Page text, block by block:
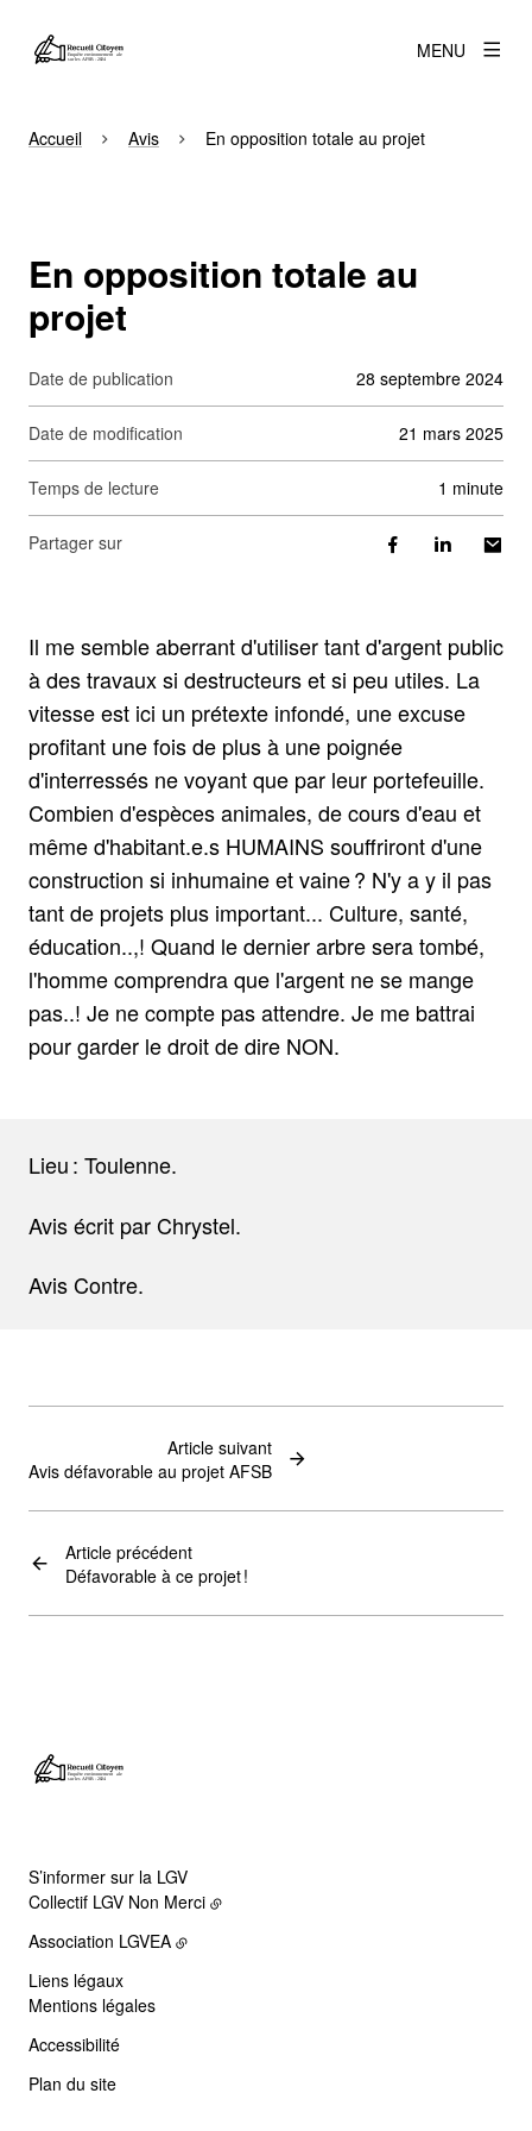
MENU
Accueil Avis En opposition totale au projet
En opposition totale au
projet
Date de publication 28 septembre 2024
Date de modification 21 mars 2025
Temps de lecture 1 minute
Partager sur
Il me semble aberrant d'utiliser tant d'argent public
à des travaux si destructeurs et si peu utiles. La
vitesse est ici un prétexte infondé, une excuse
profitant une fois de plus à une poignée
d'interressés ne voyant que par leur portefeuille.
Combien d'espèces animales, de cours d'eau et
même d'habitant.e.s HUMAINS souffriront d'une
construction si inhumaine et vaine ? N'y a y il pas
tant de projets plus important... Culture, santé,
éducation..,! Quand le dernier arbre sera tombé,
l'homme comprendra que l'argent ne se mange
pas..! Je ne compte pas attendre. Je me battrai
pour garder le droit de dire NON.
Lieu : Toulenne.
Avis écrit par Chrystel.
Avis Contre.
Article précédent
Défavorable à ce projet !
Article suivant
Avis défavorable au projet AFSB
S’informer sur la LGV
Collectif LGV Non Merci
Association LGVEA
Liens légaux
Mentions légales
Accessibilité
Plan du site